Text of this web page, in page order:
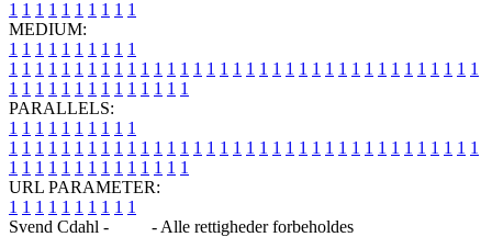
1 1 1 1 1 1 1 1 1 1
MEDIUM:
1 1 1 1 1 1 1 1 1 1
1 1 1 1 1 1 1 1 1 1 1 1 1 1 1 1 1 1 1 1 1 1 1 1 1 1 1 1 1 1 1 1 1 1 1 1
1 1 1 1 1 1 1 1 1 1 1 1 1 1
PARALLELS:
1 1 1 1 1 1 1 1 1 1
1 1 1 1 1 1 1 1 1 1 1 1 1 1 1 1 1 1 1 1 1 1 1 1 1 1 1 1 1 1 1 1 1 1 1 1
1 1 1 1 1 1 1 1 1 1 1 1 1 1
URL PARAMETER:
1 1 1 1 1 1 1 1 1 1
Svend Cdahl -
- Alle rettigheder forbeholdes